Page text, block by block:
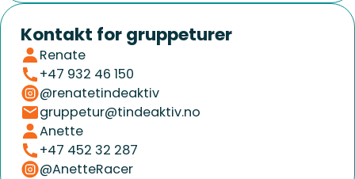
Kontakt for gruppeturer
Renate
+47 932 46 150
@renatetindeaktiv
gruppetur@tindeaktiv.no
Anette
+47 452 32 287
@AnetteRacer